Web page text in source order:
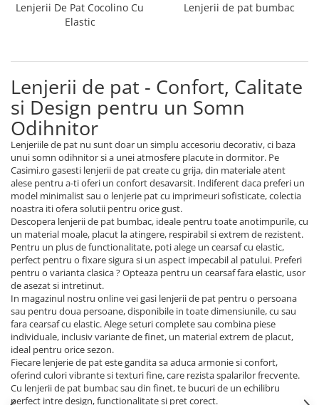
Lenjerii De Pat, Finet Premium, 1
Lenjerii De Pat, Imprimeu 3D, 1
Persoana
Lenjerii De Pat Cocolino Cu
Elastic
Lenjerii de pat bumbac
Lenjerii de pat - Confort, Calitate
si Design pentru un Somn
Odihnitor
Lenjeriile de pat nu sunt doar un simplu accesoriu decorativ, ci baza
unui somn odihnitor si a unei atmosfere placute in dormitor. Pe
Casimi.ro gasesti lenjerii de pat create cu grija, din materiale atent
alese pentru a-ti oferi un confort desavarsit. Indiferent daca preferi un
model minimalist sau o lenjerie pat cu imprimeuri sofisticate, colectia
noastra iti ofera solutii pentru orice gust.
Descopera lenjerii de pat bumbac, ideale pentru toate anotimpurile, cu
un material moale, placut la atingere, respirabil si extrem de rezistent.
Pentru un plus de functionalitate, poti alege un cearsaf cu elastic,
perfect pentru o fixare sigura si un aspect impecabil al patului. Preferi
pentru o varianta clasica ? Opteaza pentru un cearsaf fara elastic, usor
de asezat si intretinut.
In magazinul nostru online vei gasi lenjerii de pat pentru o persoana
sau pentru doua persoane, disponibile in toate dimensiunile, cu sau
fara cearsaf cu elastic. Alege seturi complete sau combina piese
individuale, inclusiv variante de finet, un material extrem de placut,
ideal pentru orice sezon.
Fiecare lenjerie de pat este gandita sa aduca armonie si confort,
oferind culori vibrante si texturi fine, care rezista spalarilor frecvente.
Cu lenjerii de pat bumbac sau din finet, te bucuri de un echilibru
perfect intre design, functionalitate si pret corect.